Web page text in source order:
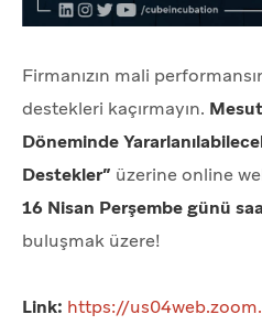
Firmanızın mali
destekleri kaçırmayın.
Döneminde
Destekler” üzerine online
16 Nisan Perşembe günü
buluşmak üzere!
Link: https://